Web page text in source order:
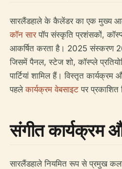
सारलैंडहाले के कैलेंडर का एक मुख्य
कॉन सारपॉप संस्कृति प्रशंसकों,
आकर्षित करता है। 2025 संस्करण
जिसमें पैनल, स्टेज शो, कॉस्प्ले
पार्टियां शामिल हैं। विस्तृत
पहलेकार्यक्रम वेबसाइट पर प्रकाशित
संगीत कार्यक्रम
सारलैंडहाले नियमित रूप से प्रमुख